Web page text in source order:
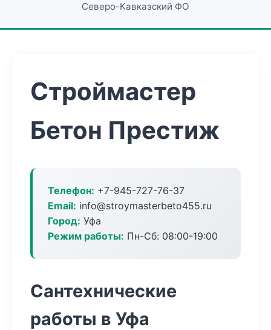
Северо-Кавказский ФО
Строймастер
Бетон Престиж
Телефон: +7-945-727-76-37
Email: info@stroymasterbeto455.ru
Город: Уфа
Режим работы: Пн-Сб: 08:00-19:00
Сантехнические
работы в Уфа